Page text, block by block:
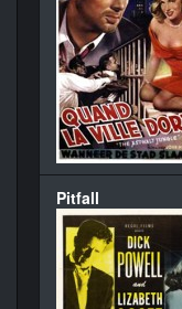
Pitfall